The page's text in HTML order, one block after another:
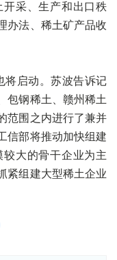
采、生产和出口秩
办法、稀土矿产品收
将启动。苏波告诉记
包钢稀土、赣州稀土
范围之内进行了兼并
信部将推动加快组建
大的骨干企业为主
紧组建大型稀土企业